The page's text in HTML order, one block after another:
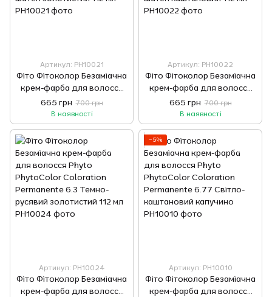
Артикул: РН10021
Фіто Фітоколор Безаміачна
крем-фарба для волосся
Phyto PhytoColor
Coloration Permanente 5.3
Світлий шатен золотистий
665 грн 700 грн
В наявності
Артикул: РН10022
Фіто Фітоколор Безаміачна
крем-фарба для волосся
Phyto PhytoColor
Coloration Permanente 5.7
Світлий шатен каштановий
665 грн 700 грн
В наявності
Артикул: РН10024
Фіто Фітоколор Безаміачна
крем-фарба для волосся
−5%
Артикул: РН10010
Фіто Фітоколор Безаміачна
крем-фарба для волосся